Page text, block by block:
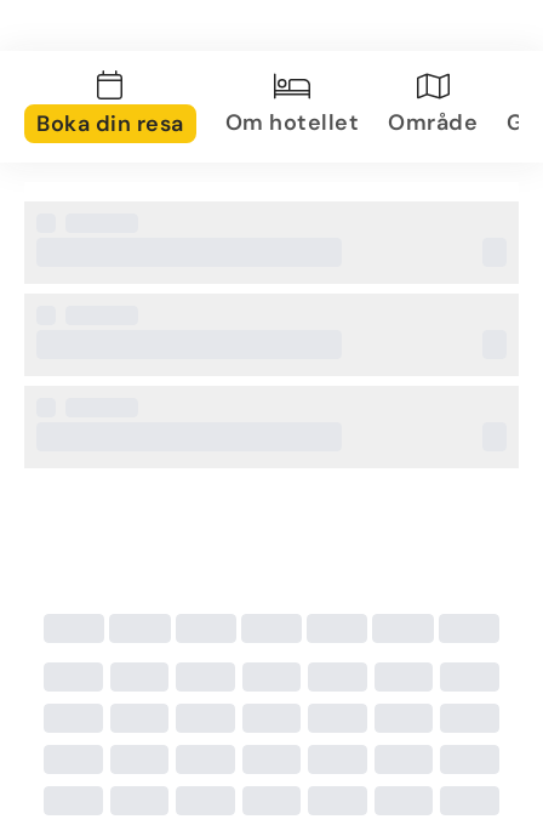
Boka din resa Om hotellet Område